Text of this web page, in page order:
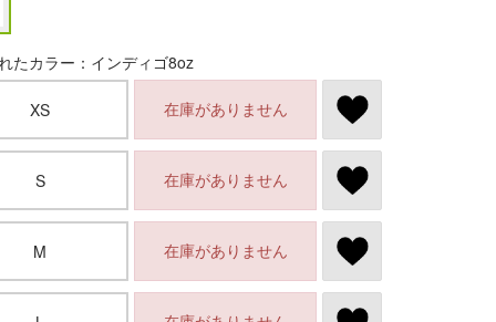
たカラー：インディゴ8oz
XS 在庫がありません
S 在庫がありません
M 在庫がありません